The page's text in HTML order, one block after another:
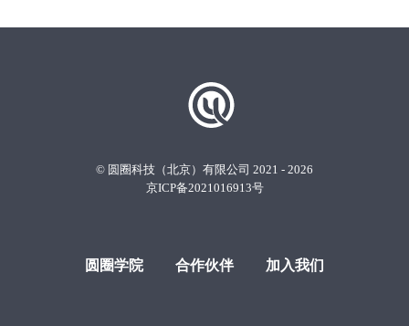
© 圆圈科技（北京）有限公司 2021 - 2026
京ICP备2021016913号
圆圈学院 合作伙伴 加入我们